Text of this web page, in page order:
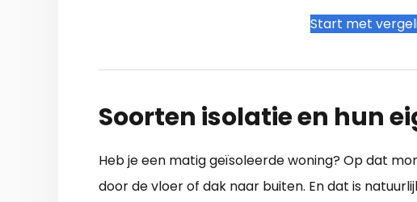
Start met
Soorten isolatie en hun
Heb je een matig geïsoleerde woning? Op dat
door de vloer of dak naar buiten. En dat is